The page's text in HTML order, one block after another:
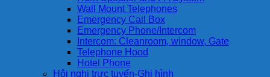
Wall Mount Telephones
Emergency Call Box
Emergency Phone/Intercom
Intercom: Cleanroom, window, Gate
Telephone Hood
Hotel Phone
Hội nghị trực tuyến-Ghi hình